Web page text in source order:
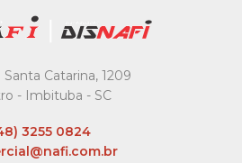
Catarina, 1209
- Imbituba - SC
3255 0824